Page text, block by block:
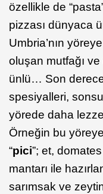
özellikle de
pizzası dünyaca
Umbria’nın
oluşan mutfağı
ünlü… Son
spesiyalleri,
yörede daha
Örneğin bu
“pici”; et,
mantarı ile
sarımsak ve